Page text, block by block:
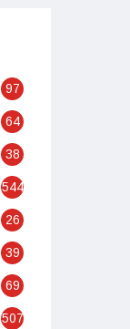
97
64
38
544
26
39
69
507